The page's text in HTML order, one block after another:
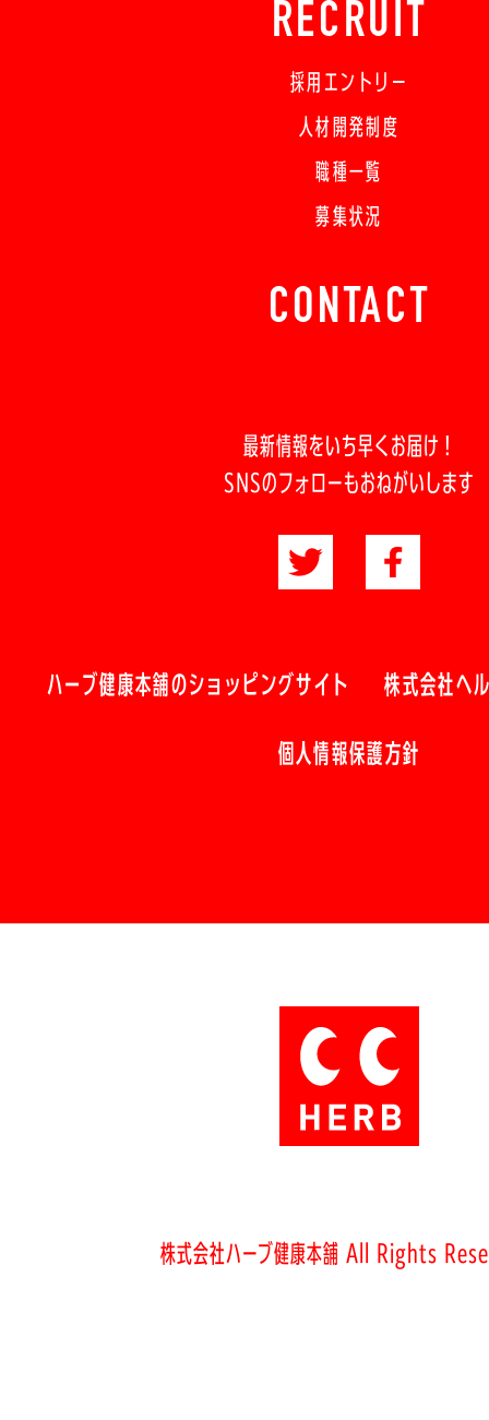
RECRUIT
採用エントリー
人材開発制度
職種一覧
募集状況
CONTACT
最新情報をいち早くお届け！
SNSのフォローもおねがいします
ハーブ健康本舗のショッピングサイト 株式会社ヘ
個人情報保護方針
株式会社ハーブ健康本舗 All Rights